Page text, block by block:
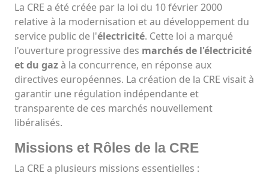
La CRE a été créée par la loi du 10 février 2000
relative à la modernisation et au développement du
service public de l'électricité. Cette loi a marqué
l'ouverture progressive des marchés de l'électricité
et du gazà la concurrence, en réponse aux
directives européennes. La création de la CRE visait à
garantir une régulation indépendante et
transparente de ces marchés nouvellement
libéralisés.
Missions et Rôles de la CRE
La CRE a plusieurs missions essentielles :